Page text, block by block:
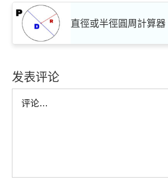
直徑或半徑圓周計算器
发表评论